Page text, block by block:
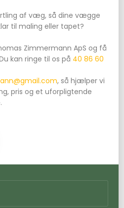
af væg, så dine vægge
til maling eller tapet?
Zimmermann ApS og få
kan ringe til os på 40 86 60
, så hjælper vi
pris og et uforpligtende